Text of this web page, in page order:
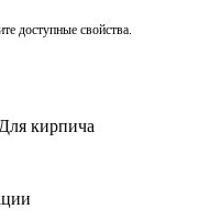
доступные свойства.
кирпича